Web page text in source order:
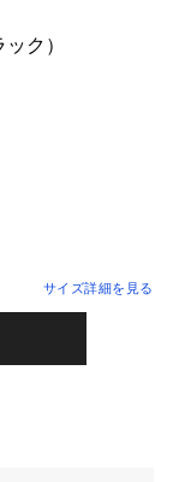
ク）
サイズ詳細を見る